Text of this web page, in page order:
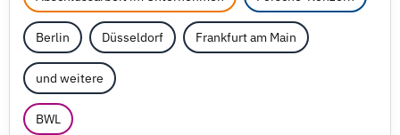
Berlin Düsseldorf Frankfurt am Main
und weitere
BWL